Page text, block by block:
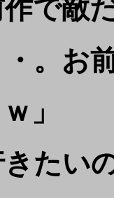
で敵
。お
」
たい